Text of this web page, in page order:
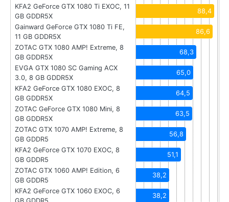
KFA2 GeForce GTX 1080 Ti EXOC, 11
GB GDDR5X
88,4
Gainward GeForce GTX 1080 Ti FE,
11 GB GDDR5X
86,6
ZOTAC GTX 1080 AMP! Extreme, 8
GB GDDR5X
68,3
EVGA GTX 1080 SC Gaming ACX
3.0, 8 GB GDDR5X
65,0
KFA2 GeForce GTX 1080 EXOC, 8
GB GDDR5X
64,5
ZOTAC GeForce GTX 1080 Mini, 8
GB GDDR5X
63,5
ZOTAC GTX 1070 AMP! Extreme, 8
GB GDDR5
56,8
KFA2 GeForce GTX 1070 EXOC, 8
GB GDDR5
51,1
ZOTAC GTX 1060 AMP! Edition, 6
GB GDDR5
38,2
KFA2 GeForce GTX 1060 EXOC, 6
38,2